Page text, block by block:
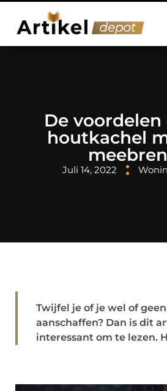
De voordelen
houtkachel
Juli 14, 2022
Twijfel je of je wel of
aanschaffen? Dan is dit
interessant om te lezen.